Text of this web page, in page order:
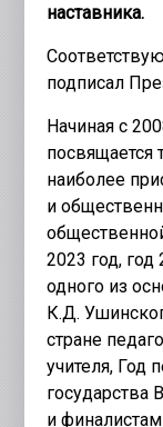
наставника.
подписал
Начиная с
посвящается
наиболее
и
2023 год,
одного из
К.Д.
стране
учителя, Год
государства
и